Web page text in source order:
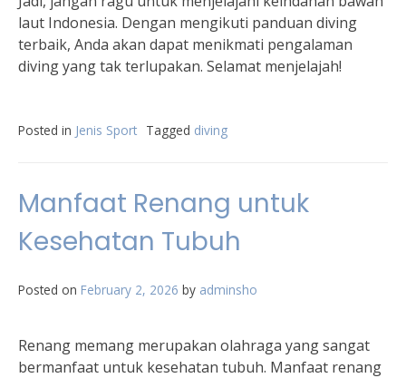
laut Indonesia. Dengan mengikuti panduan diving
terbaik, Anda akan dapat menikmati pengalaman
diving yang tak terlupakan. Selamat menjelajah!
Posted in Jenis Sport Tagged diving
Manfaat Renang untuk
Kesehatan Tubuh
Posted on February 2, 2026 by adminsho
Renang memang merupakan olahraga yang sangat
bermanfaat untuk kesehatan tubuh. Manfaat renang